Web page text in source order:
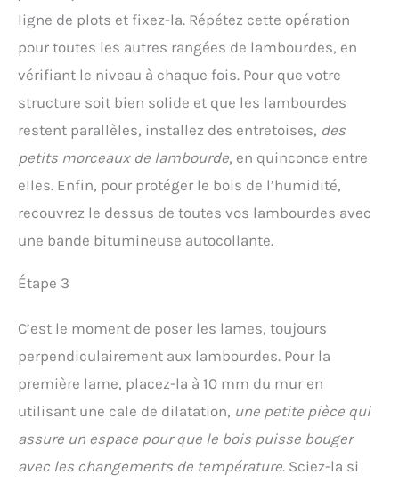
ligne de plots et fixez-la. Répétez cette opération
pour toutes les autres rangées de lambourdes, en
vérifiant le niveau à chaque fois. Pour que votre
structure soit bien solide et que les lambourdes
restent parallèles, installez des entretoises, des
petits morceaux de lambourde, en quinconce entre
elles. Enfin, pour protéger le bois de l’humidité,
recouvrez le dessus de toutes vos lambourdes avec
une bande bitumineuse autocollante.
Étape 3
C’est le moment de poser les lames, toujours
perpendiculairement aux lambourdes. Pour la
première lame, placez-la à 10 mm du mur en
utilisant une cale de dilatation, une petite pièce qui
assure un espace pour que le bois puisse bouger
avec les changements de température. Sciez-la si